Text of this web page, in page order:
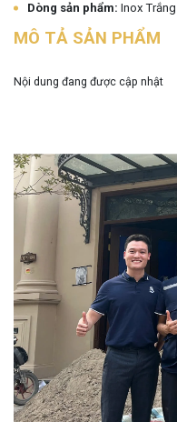
Dòng sản phẩm: Inox Trắng
MÔ TẢ SẢN PHẨM
Nội dung đang được cập nhật